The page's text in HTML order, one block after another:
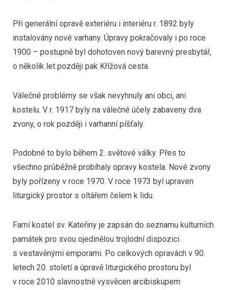
Při generální opravě exteriéru i interiéru r. 1892 byly
instalovány nové varhany. Úpravy pokračovaly i po roce
1900 – postupně byl dohotoven nový barevný presbytář,
o několik let později pak Křížová cesta.
Válečné problémy se však nevyhnuly ani obci, ani
kostelu. V r. 1917 byly na válečné účely zabaveny dva
zvony, o rok později i varhanní píšťaly.
Podobné to bylo během 2. světové války. Přes to
všechno průběžně probíhaly opravy kostela. Nové zvony
byly pořízeny v roce 1970. V roce 1973 byl upraven
liturgický prostor s oltářem čelem k lidu.
Farní kostel sv. Kateřiny je zapsán do seznamu kulturních
památek pro svou ojedinělou trojlodní dispozici
s vestavěnými emporami. Po celkových opravách v 90.
letech 20. století a úpravě liturgického prostoru byl
v roce 2010 slavnostně vysvěcen arcibiskupem